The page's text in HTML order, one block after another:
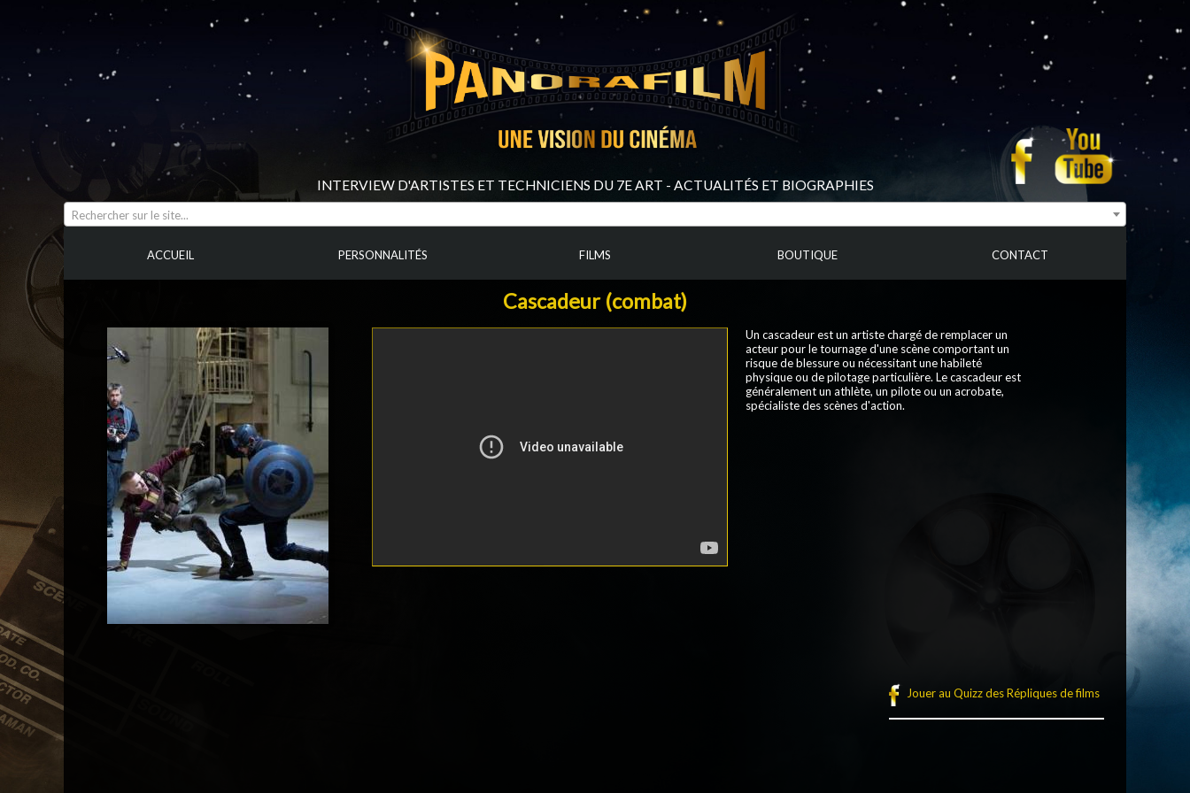
INTERVIEW D'ARTISTES ET TECHNICIENS DU 7E ART - ACTUALITÉS ET BIOGRAPHIES
Rechercher sur le site...
ACCUEIL PERSONNALITÉS FILMS BOUTIQUE CONTACT
Cascadeur (combat)
Un cascadeur est un artiste chargé de remplacer un
acteur pour le tournage d'une scène comportant un
risque de blessure ou nécessitant une habileté
physique ou de pilotage particulière. Le cascadeur est
généralement un athlète, un pilote ou un acrobate,
spécialiste des scènes d'action.
Jouer au Quizz des Répliques de films